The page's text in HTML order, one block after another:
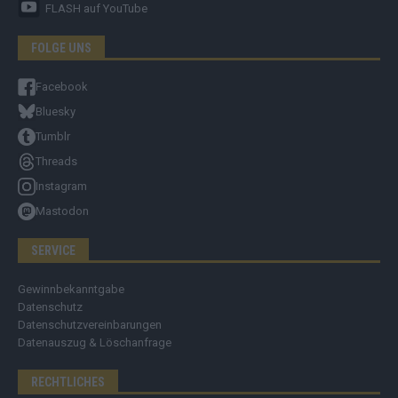
FLASH auf YouTube
FOLGE UNS
Facebook
Bluesky
Tumblr
Threads
Instagram
Mastodon
SERVICE
Gewinnbekanntgabe
Datenschutz
Datenschutzvereinbarungen
Datenauszug & Löschanfrage
RECHTLICHES